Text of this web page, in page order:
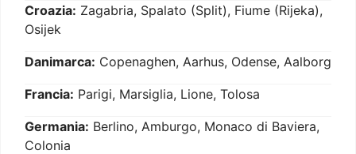
Croazia: Zagabria, Spalato (Split), Fiume (Rijeka),
Osijek
Danimarca: Copenaghen, Aarhus, Odense, Aalborg
Francia: Parigi, Marsiglia, Lione, Tolosa
Germania: Berlino, Amburgo, Monaco di Baviera,
Colonia